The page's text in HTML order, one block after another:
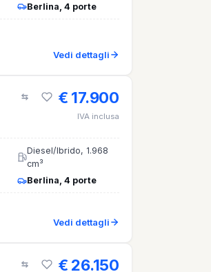
Berlina, 4 porte
Vedi dettagli
€ 17.900
IVA inclusa
Diesel/Ibrido, 1.968
cm³
Berlina, 4 porte
Vedi dettagli
€ 26.150